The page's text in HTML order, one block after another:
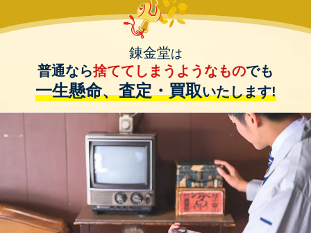
錬金堂は
普通なら捨ててしまうようなものでも
一生懸命、査定・買取いたします!